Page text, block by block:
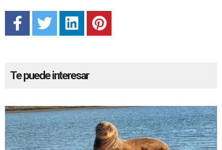
Te puede interesar